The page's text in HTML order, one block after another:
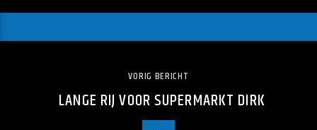
VORIG BERICHT
LANGE RIJ VOOR SUPERMARKT DIRK